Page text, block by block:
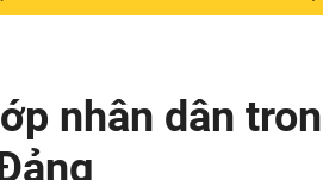
nhân dân